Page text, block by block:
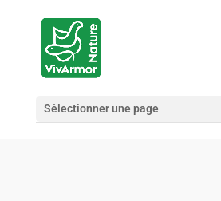
Sélectionner une page